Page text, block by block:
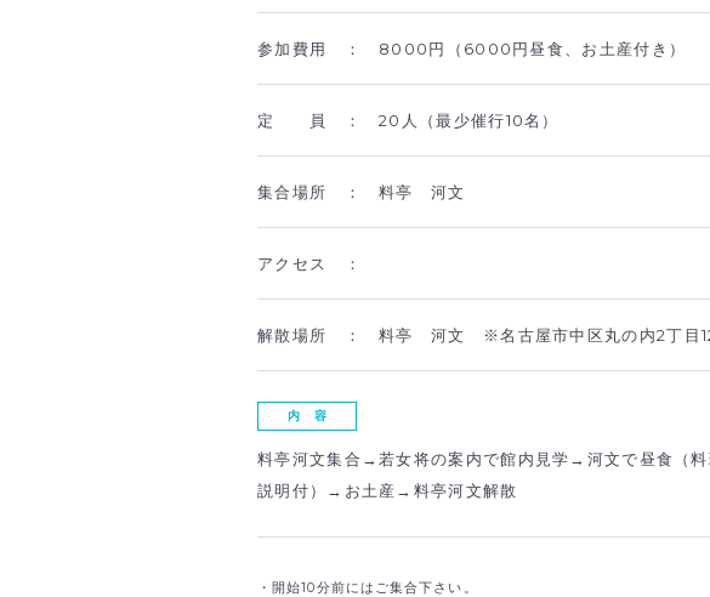
参加費用 ： 8000円（6000円昼食、お土産付き）
定 員 ：20人（最少催行10名）
集合場所 ：料亭 河文
アクセス ：
解散場所 ：料亭 河文 ※名古屋市中区丸の内2丁目
内 容
料亭河文集合→若女将の案内で館内見学→河文で昼食（料
説明付）→お土産→料亭河文解散
・開始10分前にはご集合下さい。